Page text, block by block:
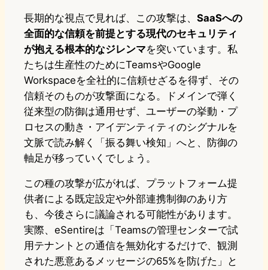
長期的な視点で見れば、この攻撃は、 SaaSへの
全面的な信頼を前提とする現代のセキュリティ
が抱える根本的なジレンマを突いています。私
たちは生産性のためにTeamsやGoogle
Workspaceを全社的に信頼せざるを得ず、その
信頼そのものが攻撃面になる。ドメインで弾く
従来型の防御は通用せず、ユーザーの挙動・プ
ロセスの動き・アイデンティティのシグナルを
文脈で読み解く「振る舞い検知」へと、防御の
軸足が移っていくでしょう。
この種の攻撃が広がれば、プラットフォーム提
供者による既定設定や外部連携制御のあり方
も、今後さらに議論される可能性があります。
実際、eSentireは「Teamsの管理センターで試
用テナントとの通信を無効化するだけで、観測
された悪意あるメッセージの65%を防げた」と